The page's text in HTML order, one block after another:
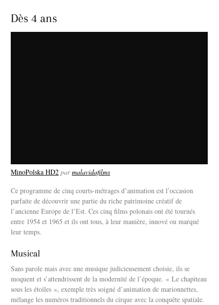
Dès 4 ans
MinoPolska HD2 parmalavidafilms
Ce programme de cinq courts-métrages d’animation est l’occasion
parfaite de découvrir une partie du riche patrimoine créatif de
l’ancienne Europe de l’Est. Ces cinq films polonais ont été tournés
entre 1954 et 1965 et ils ont tous, à leur manière, innové ou marqué
leur temps.
Musical
Sans parole mais avec une musique judicieusement choisie, ils se
moquent et s’attendrissent de la modernité de l’époque. « Le chapiteau
sous les étoiles », exemple très soigné d’animation de marionnettes,
mélange les numéros traditionnels du cirque avec la conquête spatiale.